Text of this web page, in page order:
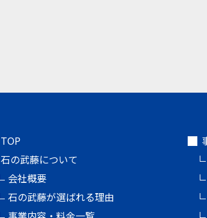
TOP
石の武藤について
会社概要
石の武藤が選ばれる理由